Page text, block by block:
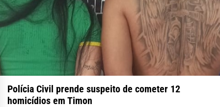
Polícia Civil prende suspeito de cometer 12
homicídios em Timon